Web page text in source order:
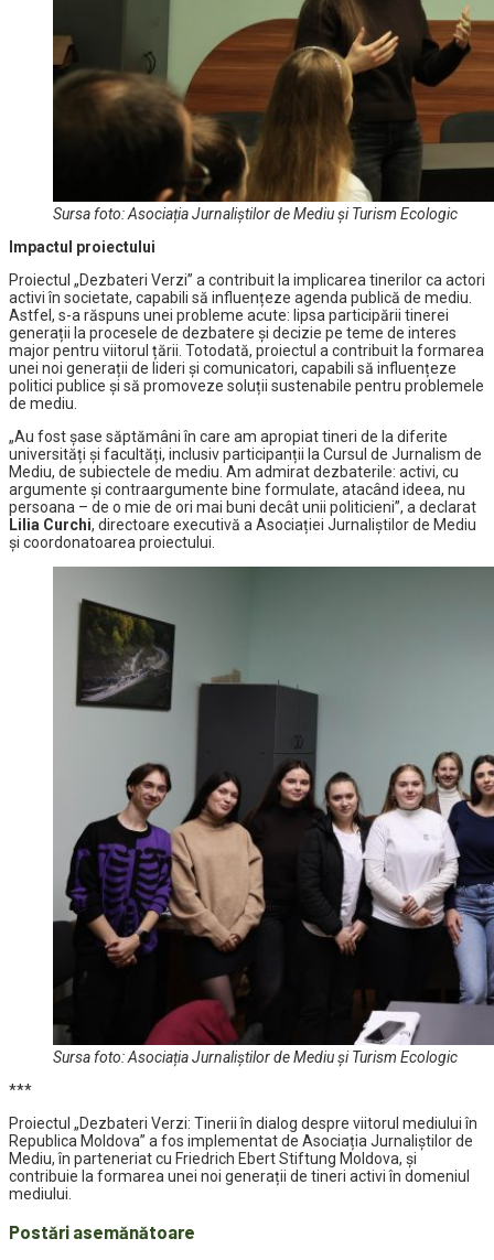
Sursa foto: Asociația Jurnaliștilor de Mediu și Turism Ecologic
Impactul proiectului
Proiectul „Dezbateri Verzi” a contribuit la implicarea tinerilor ca actori
activi în societate, capabili să influențeze agenda publică de mediu.
Astfel, s-a răspuns unei probleme acute: lipsa participării tinerei
generații la procesele de dezbatere și decizie pe teme de interes
major pentru viitorul țării. Totodată, proiectul a contribuit la formarea
unei noi generații de lideri și comunicatori, capabili să influențeze
politici publice și să promoveze soluții sustenabile pentru problemele
de mediu.
„Au fost șase săptămâni în care am apropiat tineri de la diferite
universități și facultăți, inclusiv participanții la Cursul de Jurnalism de
Mediu, de subiectele de mediu. Am admirat dezbaterile: activi, cu
argumente și contraargumente bine formulate, atacând ideea, nu
persoana – de o mie de ori mai buni decât unii politicieni”, a declarat
Lilia Curchi, directoare executivă a Asociației Jurnaliștilor de Mediu
și coordonatoarea proiectului.
Sursa foto: Asociația Jurnaliștilor de Mediu și Turism Ecologic
***
Proiectul „Dezbateri Verzi: Tinerii în dialog despre viitorul mediului în
Republica Moldova” a fos implementat de Asociația Jurnaliștilor de
Mediu, în parteneriat cu Friedrich Ebert Stiftung Moldova, și
contribuie la formarea unei noi generații de tineri activi în domeniul
mediului.
Postări asemănătoare